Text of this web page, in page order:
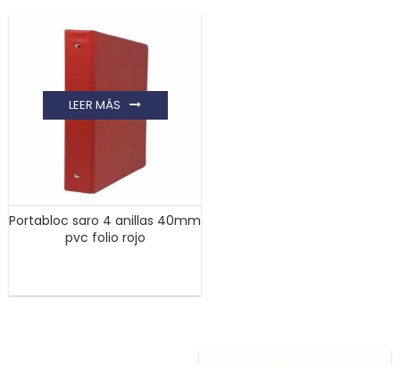
Portabloc saro 4 anillas 40mm
pvc folio rojo
LEER MÁS